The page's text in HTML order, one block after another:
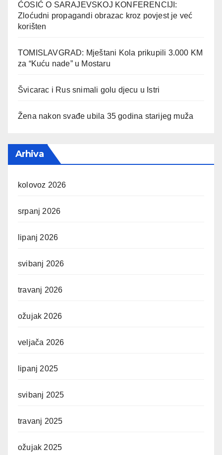
ĆOSIĆ O SARAJEVSKOJ KONFERENCIJI:
Zloćudni propagandi obrazac kroz povjest je već
korišten
TOMISLAVGRAD: Mještani Kola prikupili 3.000 KM
za “Kuću nade” u Mostaru
Švicarac i Rus snimali golu djecu u Istri
Žena nakon svađe ubila 35 godina starijeg muža
Arhiva
kolovoz 2026
srpanj 2026
lipanj 2026
svibanj 2026
travanj 2026
ožujak 2026
veljača 2026
lipanj 2025
svibanj 2025
travanj 2025
ožujak 2025